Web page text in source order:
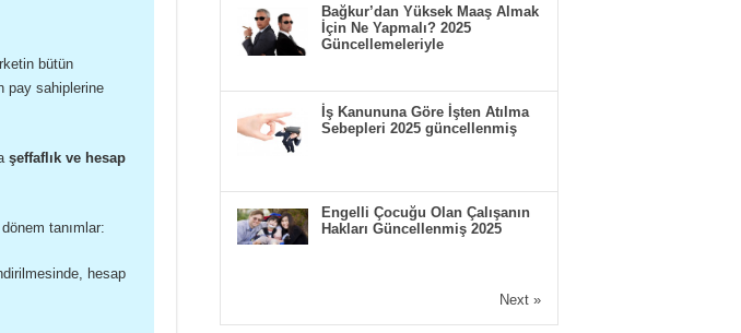
bütün
pay sahiplerine
şeffaflık ve hesap
tanımlar:
hesap
Bağkur’dan Yüksek Maaş Almak
İçin Ne Yapmalı? 2025
Güncellemeleriyle
İş Kanununa Göre İşten Atılma
Sebepleri 2025 güncellenmiş
Engelli Çocuğu Olan Çalışanın
Hakları Güncellenmiş 2025
Next »